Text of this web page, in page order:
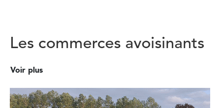
Les commerces avoisinants
Voir plus